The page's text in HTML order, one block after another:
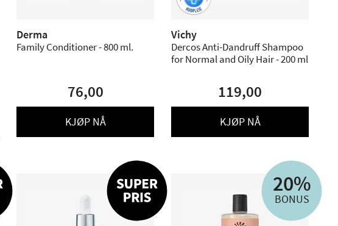
Derma
Family Conditioner - 800 ml.
76,00
KJØP NÅ
Vichy
Dercos Anti-Dandruff Shampoo
for Normal and Oily Hair - 200 ml
119,00
KJØP NÅ
20%
BONUS